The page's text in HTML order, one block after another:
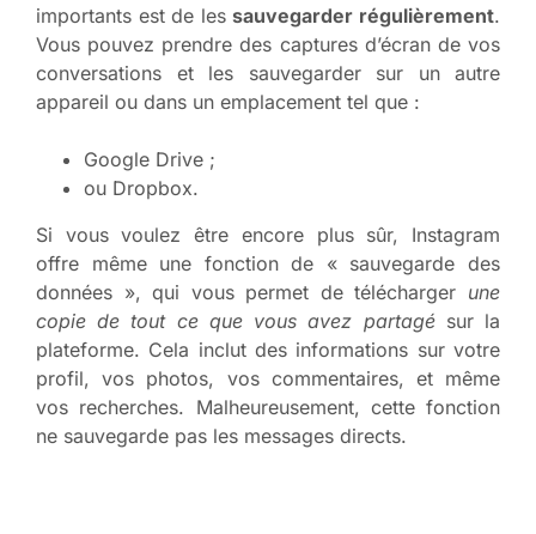
importants est de lessauvegarder régulièrement.
Vous pouvez prendre des captures d’écran de vos
conversations et les sauvegarder sur un autre
appareil ou dans un emplacement tel que :
Google Drive ;
ou Dropbox.
Si vous voulez être encore plus sûr, Instagram
offre même une fonction de « sauvegarde des
données », qui vous permet de télécharger une
copie de tout ce que vous avez partagé sur la
plateforme. Cela inclut des informations sur votre
profil, vos photos, vos commentaires, et même
vos recherches. Malheureusement, cette fonction
ne sauvegarde pas les messages directs.